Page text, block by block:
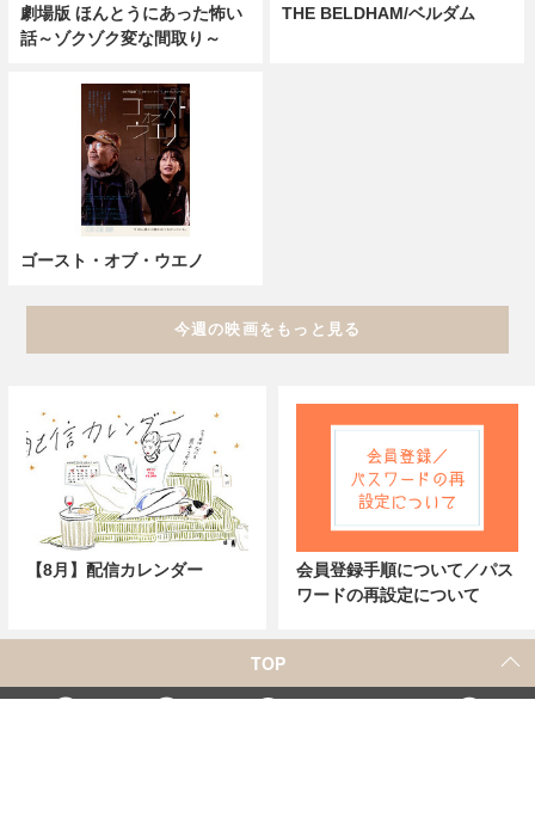
劇場版 ほんとうにあった怖い
話～ゾクゾク変な間取り～
THE BELDHAM/ベルダム
ゴースト・オブ・ウエノ
今週の映画をもっと見る
【8月】配信カレンダー
会員登録手順について／パス
ワードの再設定について
TOP